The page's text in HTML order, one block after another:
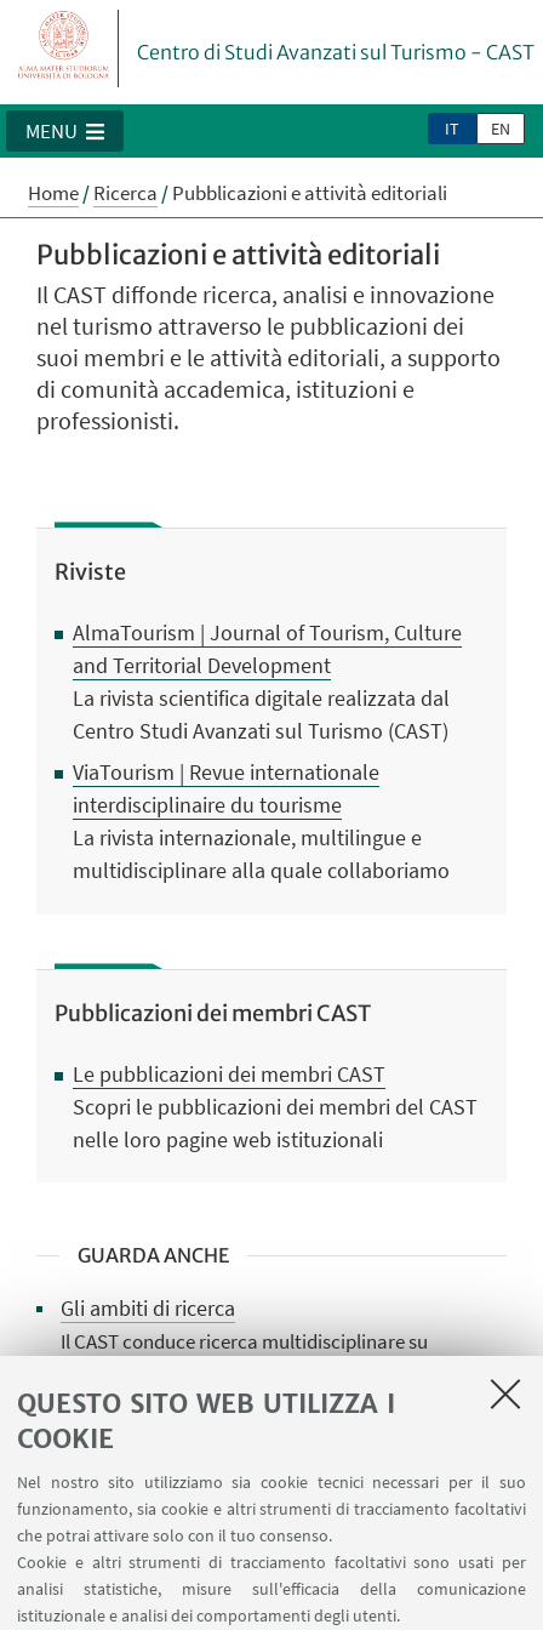
QUESTO SITO WEB UTILIZZA I
COOKIE
Nel nostro sito utilizziamo sia cookie tecnici necessari per il suo
funzionamento, sia cookie e altri strumenti di tracciamento facoltativi
che potrai attivare solo con il tuo consenso.
Cookie e altri strumenti di tracciamento facoltativi sono usati per
analisi statistiche, misure sull'efficacia della comunicazione
istituzionale e analisi dei comportamenti degli utenti.
Centro di Studi Avanzati sul Turismo - CAST
IT EN
MENU
Home/Ricerca /Pubblicazioni e attività editoriali
Pubblicazioni e attività editoriali
Il CAST diffonde ricerca, analisi e innovazione
nel turismo attraverso le pubblicazioni dei
suoi membri e le attività editoriali, a supporto
di comunità accademica, istituzioni e
professionisti.
Riviste
AlmaTourism | Journal of Tourism, Culture
and Territorial Development
La rivista scientifica digitale realizzata dal
Centro Studi Avanzati sul Turismo (CAST)
ViaTourism | Revue internationale
interdisciplinaire du tourisme
La rivista internazionale, multilingue e
multidisciplinare alla quale collaboriamo
Pubblicazioni dei membri CAST
Le pubblicazioni dei membri CAST
Scopri le pubblicazioni dei membri del CAST
nelle loro pagine web istituzionali
GUARDA ANCHE
Gli ambiti di ricerca
Il CAST conduce ricerca multidisciplinare su
management, lavoro e innovazione digitale,
offrendo analisi avanzate per enti pubblici,
imprese turistiche e DMO
I progetti di ricerca
Il CAST coordina e partecipa a progetti europei,
nazionali e regionali, collabora con enti pubblici,
imprese e destinazioni e produce output
scientifici ad alto impatto per lo sviluppo del